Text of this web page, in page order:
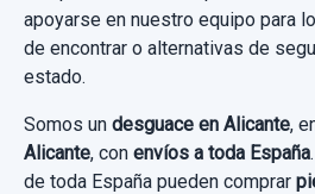
CAJA PRECALENTAMIENTO
apoyarse en nuestro equipo para
de encontrar o alternativas de
estado.
Somos un desguace en Alicante,
Alicante, con envíos a toda España
de toda España pueden comprar